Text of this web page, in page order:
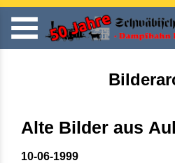
Alte Bilder aus
10-06-1999